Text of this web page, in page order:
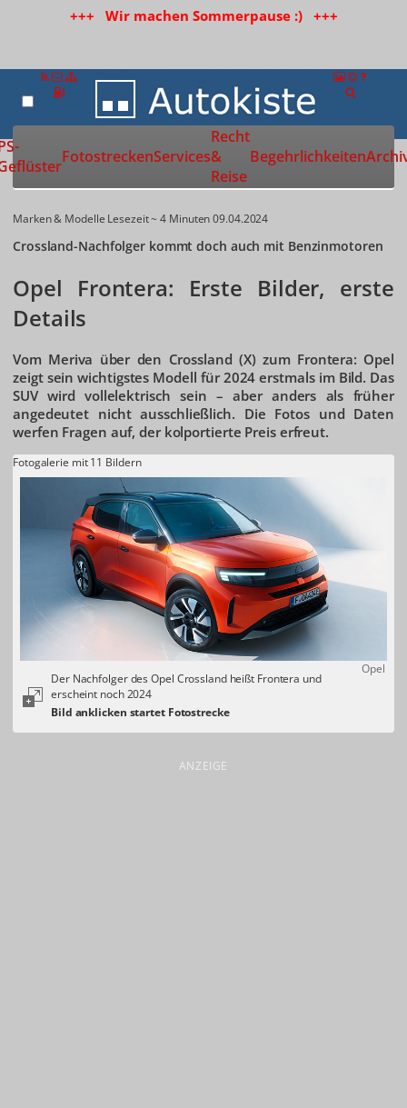
+++ Wir machen Sommerpause :) +++
Zur Startseite
FotostreckenServices
Recht
&
Reise
Begehrlichkeiten
Marken & Modelle Lesezeit ~ 4 Minuten09.04.2024
Crossland-Nachfolger kommt doch auch mit Benzinmotoren
Opel Frontera: Erste Bilder, erste
Details
Vom Meriva über den Crossland (X) zum Frontera: Opel
zeigt sein wichtigstes Modell für 2024 erstmals im Bild. Das
SUV wird vollelektrisch sein – aber anders als früher
angedeutet nicht ausschließlich. Die Fotos und Daten
werfen Fragen auf, der kolportierte Preis erfreut.
Fotogalerie mit 11 Bildern
Opel
Der Nachfolger des Opel Crossland heißt Frontera und
erscheint noch 2024
ANZEIGE